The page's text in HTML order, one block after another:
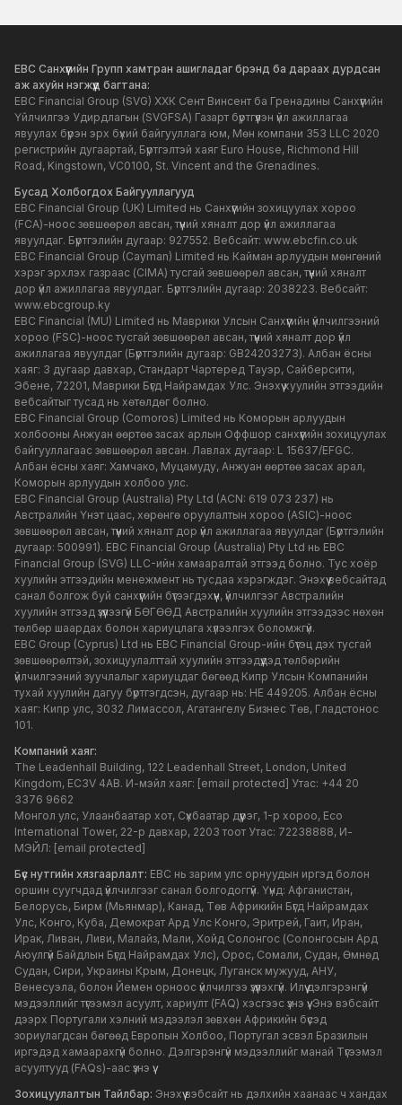
EBC Санхүүгийн Групп хамтран ашигладаг брэнд ба дараах дурдсан
аж ахуйн нэгжүүд багтана:
EBC Financial Group (SVG) ХХК Сент Винсент ба Гренадины Санхүүгийн
Үйлчилгээ Удирдлагын (SVGFSA) Газарт бүртгүүлэн үйл ажиллагаа
явуулах бүрэн эрх бүхий байгууллага юм, Мөн компани 353 LLC 2020
регистрийн дугаартай, Бүртгэлтэй хаяг Euro House, Richmond Hill
Road, Kingstown, VC0100, St. Vincent and the Grenadines.
Бусад Холбогдох Байгууллагууд
EBC Financial Group (UK) Limited нь Санхүүгийн зохицуулах хороо
(FCA)-ноос зөвшөөрөл авсан, түүний хяналт дор үйл ажиллагаа
явуулдаг. Бүртгэлийн дугаар: 927552. Вебсайт: www.ebcfin.co.uk
EBC Financial Group (Cayman) Limited нь Кайман арлуудын мөнгөний
хэрэг эрхлэх газраас (CIMA) тусгай зөвшөөрөл авсан, түүний хяналт
дор үйл ажиллагаа явуулдаг. Бүртгэлийн дугаар: 2038223. Вебсайт:
www.ebcgroup.ky
EBC Financial (MU) Limited нь Маврики Улсын Санхүүгийн үйлчилгээний
хороо (FSC)-ноос тусгай зөвшөөрөл авсан, түүний хяналт дор үйл
ажиллагаа явуулдаг (Бүртгэлийн дугаар: GB24203273). Албан ёсны
хаяг: 3 дугаар давхар, Стандарт Чартеред Тауэр, Сайберсити,
Эбене, 72201, Маврики Бүгд Найрамдах Улс. Энэхүү хуулийн этгээдийн
вебсайтыг тусад нь хөтөлдөг болно.
EBC Financial Group (Comoros) Limited нь Коморын арлуудын
холбооны Анжуан өөртөө засах арлын Оффшор санхүүгийн зохицуулах
байгууллагаас зөвшөөрөл авсан. Лавлах дугаар: L 15637/EFGC.
Албан ёсны хаяг: Хамчако, Муцамуду, Анжуан өөртөө засах арал,
Коморын арлуудын холбоо улс.
EBC Financial Group (Australia) Pty Ltd (ACN: 619 073 237) нь
Австралийн Үнэт цаас, хөрөнгө оруулалтын хороо (ASIC)-ноос
зөвшөөрөл авсан, түүний хяналт дор үйл ажиллагаа явуулдаг (Бүртгэлийн
дугаар: 500991). EBC Financial Group (Australia) Pty Ltd нь EBC
Financial Group (SVG) LLC-ийн хамааралтай этгээд болно. Тус хоёр
хуулийн этгээдийн менежмент нь тусдаа хэрэгждэг. Энэхүү вебсайтад
санал болгож буй санхүүгийн бүтээгдэхүүн, үйлчилгээг Австралийн
хуулийн этгээд үзүүлээгүй БӨГӨӨД Австралийн хуулийн этгээдээс нөхөн
төлбөр шаардах болон хариуцлага хүлээлгэх боломжгүй.
EBC Group (Cyprus) Ltd нь EBC Financial Group-ийн бүтэц дэх тусгай
зөвшөөрөлтэй, зохицуулалттай хуулийн этгээдүүдэд төлбөрийн
үйлчилгээний зуучлалыг хариуцдаг бөгөөд Кипр Улсын Компанийн
тухай хуулийн дагуу бүртгэгдсэн, дугаар нь: HE 449205. Албан ёсны
хаяг: Кипр улс, 3032 Лимассол, Агатангелу Бизнес Төв, Гладстонос
101.
Компаний хаяг:
The Leadenhall Building, 122 Leadenhall Street, London, United
Kingdom, EC3V 4AB. И-мэйл хаяг: [email protected] Утас: +44 20
3376 9662
Монгол улс, Улаанбаатар хот, Сүхбаатар дүүрэг, 1-р хороо, Eco
International Tower, 22-р давхар, 2203 тоот Утас: 72238888, И-
МЭЙЛ: [email protected]
Бүс нутгийн хязгаарлалт: EBC нь зарим улс орнуудын иргэд болон
оршин суугчдад үйлчилгээг санал болгодоггүй. Үүнд: Афганистан,
Белорусь, Бирм (Мьянмар), Канад, Төв Африкийн Бүгд Найрамдах
Улс, Конго, Куба, Демократ Ард Улс Конго, Эритрей, Гаит, Иран,
Ирак, Ливан, Ливи, Малайз, Мали, Хойд Солонгос (Солонгосын Ард
Аюулгүй Байдлын Бүгд Найрамдах Улс), Орос, Сомали, Судан, Өмнөд
Судан, Сири, Украины Крым, Донецк, Луганск мужууд, АНУ,
Венесуэла, болон Йемен орноос үйлчилгээ үзүүлэхгүй. Илүү дэлгэрэнгүй
мэдээллийг түгээмэл асуулт, хариулт (FAQ) хэсгээс үзнэ үү. Энэ вэбсайт
дээрх Португали хэлний мэдээлэл зөвхөн Африкийн бүсэд
зориулагдсан бөгөөд Европын Холбоо, Португал эсвэл Бразилын
иргэдэд хамаарахгүй болно. Дэлгэрэнгүй мэдээллийг манай Түгээмэл
асуултууд (FAQs)-аас үзнэ үү.
Зохицуулалтын Тайлбар: Энэхүү вэбсайт нь дэлхийн хаанаас ч хандах